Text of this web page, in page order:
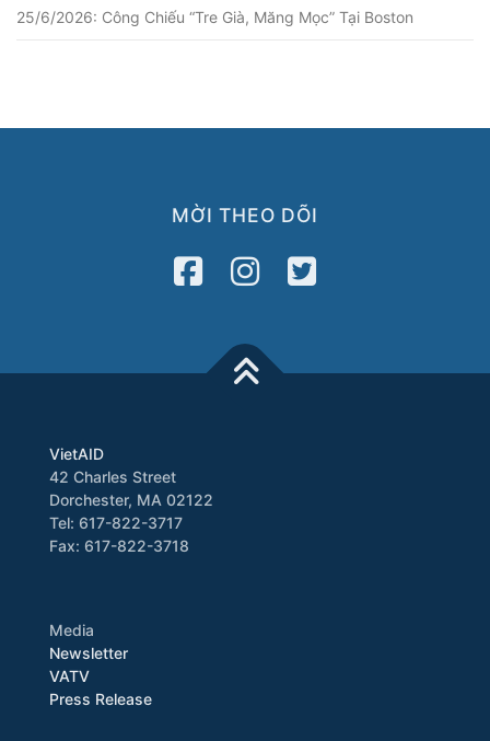
25/6/2026: Công Chiếu “Tre Già, Măng Mọc” Tại Boston
MỜI THEO DÕI
VietAID
42 Charles Street
Dorchester, MA 02122
Tel: 617-822-3717
Fax: 617-822-3718
Media
Newsletter
VATV
Press Release